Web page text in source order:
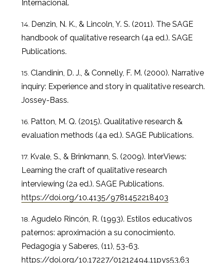
Internacional.
Denzin, N. K., & Lincoln, Y. S. (2011). The SAGE
handbook of qualitative research (4a ed.). SAGE
Publications.
Clandinin, D. J., & Connelly, F. M. (2000). Narrative
inquiry: Experience and story in qualitative research.
Jossey-Bass.
Patton, M. Q. (2015). Qualitative research &
evaluation methods (4a ed.). SAGE Publications.
Kvale, S., & Brinkmann, S. (2009). InterViews:
Learning the craft of qualitative research
interviewing (2a ed.). SAGE Publications.
https://doi.org/10.4135/9781452218403
Agudelo Rincón, R. (1993). Estilos educativos
paternos: aproximación a su conocimiento.
Pedagogía y Saberes, (11), 53-63.
https://doi.org/10.17227/01212494.11pys53.63